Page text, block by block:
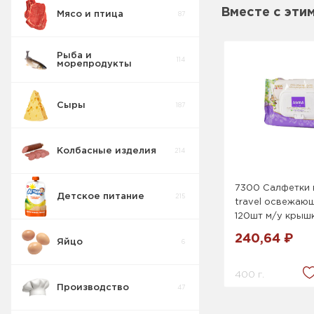
Мясо и птица 87
Рыба и
морепродукты
114
Сыры 187
Колбасные изделия 214
Детское питание 215
Кусочки
Детская
Яйцо 6
Производство 47
Вместе с
7300 Салфетки
travel
120шт м/у
240,64 ₽
400 г.